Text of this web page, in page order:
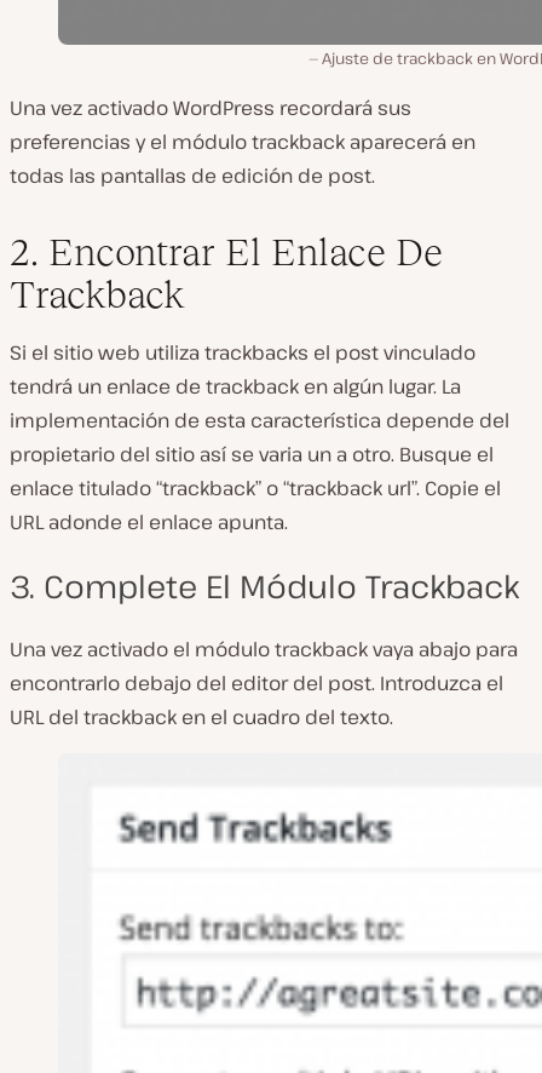
Ajuste de trackback en
Una vez activado WordPress recordará sus
preferencias y el módulo trackback aparecerá en
todas las pantallas de edición de post.
2. Encontrar El Enlace De
Trackback
Si el sitio web utiliza trackbacks el post vinculado
tendrá un enlace de trackback en algún lugar. La
implementación de esta característica depende del
propietario del sitio así se varia un a otro. Busque el
enlace titulado “trackback” o “trackback url”. Copie el
URL adonde el enlace apunta.
3. Complete El Módulo Trackback
Una vez activado el módulo trackback vaya abajo para
encontrarlo debajo del editor del post. Introduzca el
URL del trackback en el cuadro del texto.